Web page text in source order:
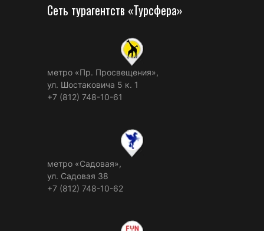
Сеть турагентств «Турсфера»
метро «Пр. Просвещения»,
ул. Шостаковича 5 к. 1
+7 (812) 748-10-61
метро «Садовая»,
ул. Садовая 38
+7 (812) 748-10-62